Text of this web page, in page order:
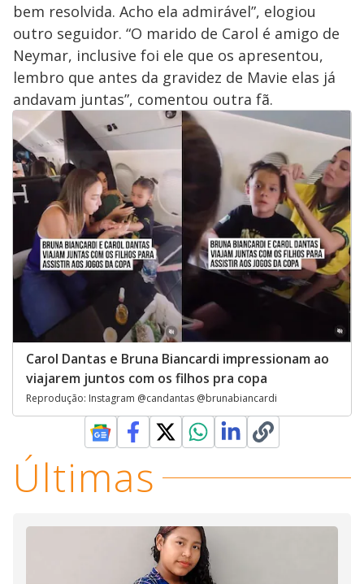
bem resolvida. Acho ela admirável”, elogiou
outro seguidor. “O marido de Carol é amigo de
Neymar, inclusive foi ele que os apresentou,
lembro que antes da gravidez de Mavie elas já
andavam juntas”, comentou outra fã.
Carol Dantas e Bruna Biancardi impressionam ao
viajarem juntos com os filhos pra copa
Reprodução: Instagram @candantas @brunabiancardi
Últimas